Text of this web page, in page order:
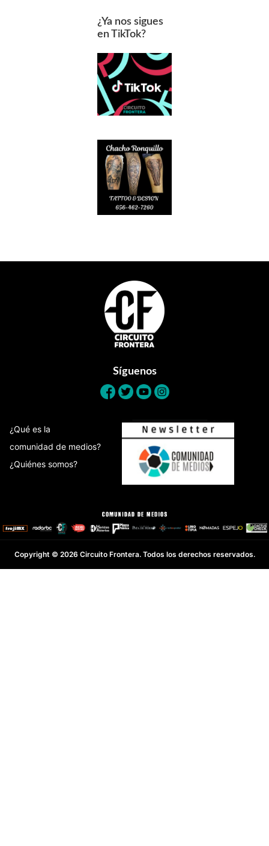
¿Ya nos sigues
en TikTok?
Síguenos
¿Qué es la
comunidad de medios?
¿Quiénes somos?
Copyright © 2026 Circuito Frontera. Todos los derechos reservados.